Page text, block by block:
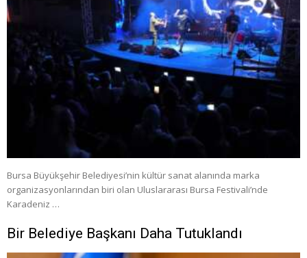
Bursa Büyükşehir Belediyesi’nin kültür sanat alanında marka
organizasyonlarından biri olan Uluslararası Bursa Festivali’nde
Karadeniz …
Bir Belediye Başkanı Daha Tutuklandı